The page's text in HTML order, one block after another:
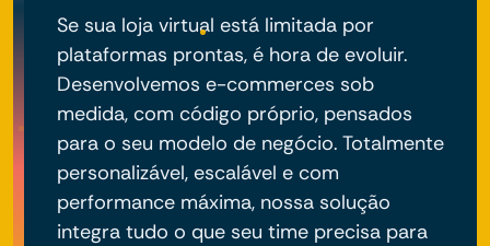
Se sua loja virtual está limitada por
plataformas prontas, é hora de evoluir.
Desenvolvemos e-commerces sob
medida, com código próprio, pensados
para o seu modelo de negócio. Totalmente
personalizável, escalável e com
performance máxima, nossa solução
integra tudo o que seu time precisa para